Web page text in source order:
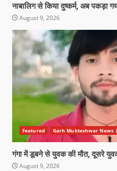
नाबालिग से किया दुष्कर्म, अब पकड़ा
August 9, 2026
Featured Garh Mukteshwar News |
गंगा में डूबने से युवक की मौत, दूसरे युवक
August 9, 2026